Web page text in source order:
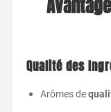
Qualité des
Arômes de